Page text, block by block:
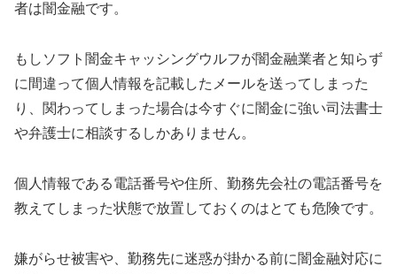
者は闇金融です。
もし ソフト闇金キャッシングウルフが闇金融業者と知らず
に間違って個人情報を記載したメールを送ってしまった
り、関わってしまった場合は今すぐに闇金に強い司法書士
や弁護士に相談するしかありません。
個人情報である電話番号や住所、勤務先会社の電話番号を
教えてしまった状態で放置しておくのはとても危険です。
嫌がらせ被害や、勤務先に迷惑が掛かる前に闇金融対応に